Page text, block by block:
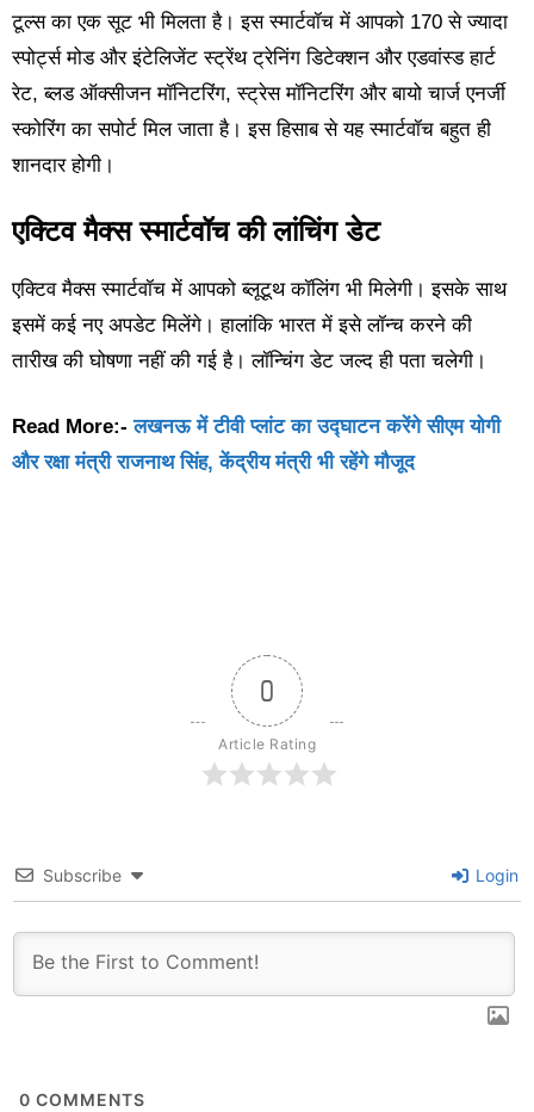
टूल्स का एक सूट भी मिलता है। इस स्मार्टवॉच में आपको 170 से ज्यादा
स्पोर्ट्स मोड और इंटेलिजेंट स्ट्रेंथ ट्रेनिंग डिटेक्शन और एडवांस्ड हार्ट
रेट, ब्लड ऑक्सीजन मॉनिटरिंग, स्ट्रेस मॉनिटरिंग और बायो चार्ज एनर्जी
स्कोरिंग का सपोर्ट मिल जाता है। इस हिसाब से यह स्मार्टवॉच बहुत ही
शानदार होगी।
एक्टिव मैक्स स्मार्टवॉच की लांचिंग डेट
एक्टिव मैक्स स्मार्टवॉच में आपको ब्लूटूथ कॉलिंग भी मिलेगी। इसके साथ
इसमें कई नए अपडेट मिलेंगे। हालांकि भारत में इसे लॉन्च करने की
तारीख की घोषणा नहीं की गई है। लॉन्चिंग डेट जल्द ही पता चलेगी।
Read More:-लखनऊ में टीवी प्लांट का उद्घाटन करेंगे सीएम योगी
और रक्षा मंत्री राजनाथ सिंह, केंद्रीय मंत्री भी रहेंगे मौजूद
0
Article Rating
Subscribe Login
0 COMMENTS